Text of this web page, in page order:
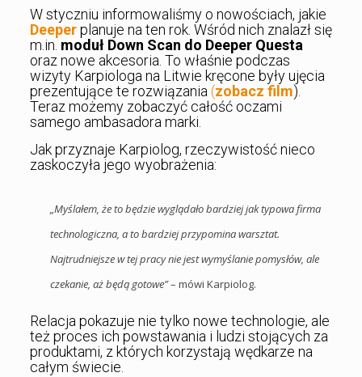
W styczniu informowaliśmy o nowościach, jakie
Deeperplanuje na ten rok. Wśród nich znalazł się
m.in. moduł Down Scan do Deeper Questa
oraz nowe akcesoria. To właśnie podczas
wizyty Karpiologa na Litwie kręcone były ujęcia
prezentujące te rozwiązania(zobacz film).
Teraz możemy zobaczyć całość oczami
samego ambasadora marki.
Jak przyznaje Karpiolog, rzeczywistość nieco
zaskoczyła jego wyobrażenia:
„Myślałem, że to będzie wyglądało bardziej jak typowa firma
technologiczna, a to bardziej przypomina warsztat.
Najtrudniejsze w tej pracy nie jest wymyślanie pomysłów, ale
czekanie, aż będą gotowe”– mówi Karpiolog.
Relacja pokazuje nie tylko nowe technologie, ale
też proces ich powstawania i ludzi stojących za
produktami, z których korzystają wędkarze na
całym świecie.